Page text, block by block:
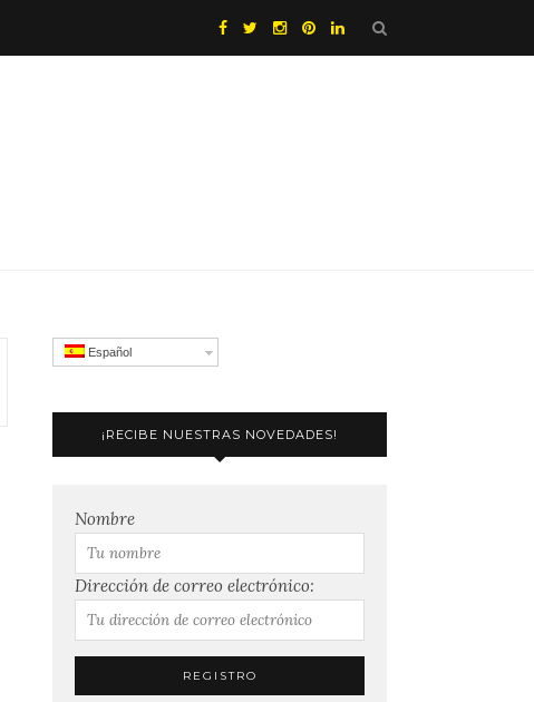
Español
¡RECIBE NUESTRAS NOVEDADES!
Nombre
Dirección de correo electrónico: